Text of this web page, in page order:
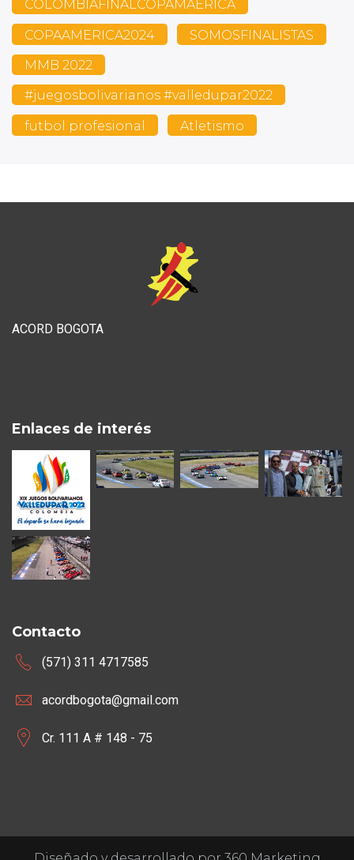
COLOMBIAFINALCOPAMAERICA
COPAAMERICA2024 SOMOSFINALISTAS
MMB 2022
#juegosbolivarianos #valledupar2022
futbol profesional Atletismo
ACORD BOGOTA
Enlaces de interés
Contacto
(571) 311 4717585
acordbogota@gmail.com
Cr. 111 A # 148 - 75